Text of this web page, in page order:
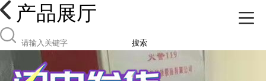
产品展厅
搜索